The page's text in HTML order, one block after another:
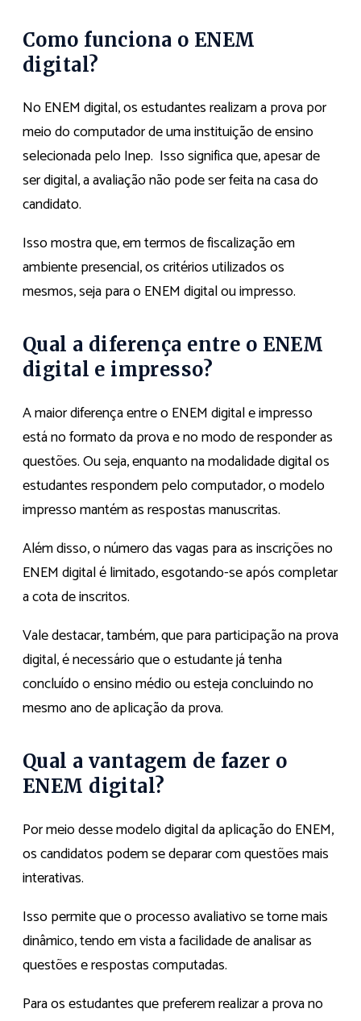
Como funciona o ENEM
digital?
No ENEM digital, os estudantes realizam a prova por
meio do computador de uma instituição de ensino
selecionada pelo Inep. Isso significa que, apesar de
ser digital, a avaliação não pode ser feita na casa do
candidato.
Isso mostra que, em termos de fiscalização em
ambiente presencial, os critérios utilizados os
mesmos, seja para o ENEM digital ou impresso.
Qual a diferença entre o ENEM
digital e impresso?
A maior diferença entre o ENEM digital e impresso
está no formato da prova e no modo de responder as
questões. Ou seja, enquanto na modalidade digital os
estudantes respondem pelo computador, o modelo
impresso mantém as respostas manuscritas.
Além disso, o número das vagas para as inscrições no
ENEM digital é limitado, esgotando-se após completar
a cota de inscritos.
Vale destacar, também, que para participação na prova
digital, é necessário que o estudante já tenha
concluído o ensino médio ou esteja concluindo no
mesmo ano de aplicação da prova.
Qual a vantagem de fazer o
ENEM digital?
Por meio desse modelo digital da aplicação do ENEM,
os candidatos podem se deparar com questões mais
interativas.
Isso permite que o processo avaliativo se torne mais
dinâmico, tendo em vista a facilidade de analisar as
questões e respostas computadas.
Para os estudantes que preferem realizar a prova no